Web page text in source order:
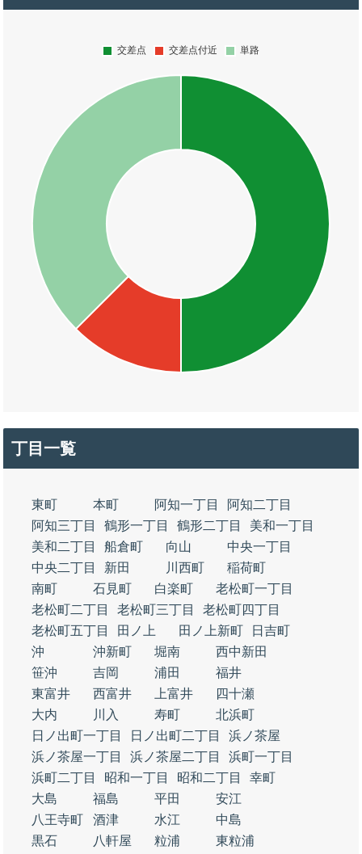
丁目一覧
東町 本町 阿知一丁目
阿知二丁目
阿知三丁目
鶴形一丁目 鶴形二丁目
美和一丁目
美和二丁目
船倉町 向山
中央一丁目
中央二丁目
新田 川西町
稲荷町
南町
石見町 白楽町
老松町一丁目
老松町二丁目
老松町三丁目
老松町四丁目
老松町五丁目
田ノ上 田ノ上新町
日吉町
沖
沖新町 堀南
西中新田
笹沖
吉岡 浦田
福井
東富井
西富井 上富井
四十瀬
大内
川入 寿町
北浜町
日ノ出町一丁目
日ノ出町二丁目
浜ノ茶屋
浜ノ茶屋一丁目
浜ノ茶屋二丁目
浜町一丁目
浜町二丁目
昭和一丁目 昭和二丁目
幸町
大島
福島 平田
安江
八王寺町
酒津 水江
中島
黒石
八軒屋 粒浦
東粒浦